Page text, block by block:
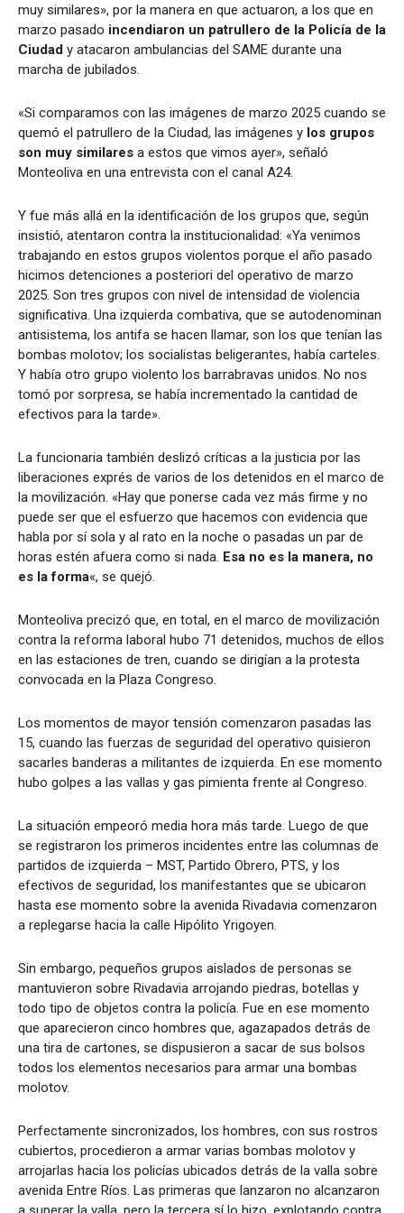
muy similares», por la manera en que actuaron, a los que en
marzo pasado incendiaron un patrullero de la Policía de la
Ciudad y atacaron ambulancias del SAME durante una
marcha de jubilados.
«Si comparamos con las imágenes de marzo 2025 cuando se
quemó el patrullero de la Ciudad, las imágenes y los grupos
son muy similares a estos que vimos ayer», señaló
Monteoliva en una entrevista con el canal A24.
Y fue más allá en la identificación de los grupos que, según
insistió, atentaron contra la institucionalidad: «Ya venimos
trabajando en estos grupos violentos porque el año pasado
hicimos detenciones a posteriori del operativo de marzo
2025. Son tres grupos con nivel de intensidad de violencia
significativa. Una izquierda combativa, que se autodenominan
antisistema, los antifa se hacen llamar, son los que tenían las
bombas molotov; los socialistas beligerantes, había carteles.
Y había otro grupo violento los barrabravas unidos. No nos
tomó por sorpresa, se había incrementado la cantidad de
efectivos para la tarde».
La funcionaria también deslizó críticas a la justicia por las
liberaciones exprés de varios de los detenidos en el marco de
la movilización. «Hay que ponerse cada vez más firme y no
puede ser que el esfuerzo que hacemos con evidencia que
habla por sí sola y al rato en la noche o pasadas un par de
horas estén afuera como si nada. Esa no es la manera, no
es la forma«, se quejó.
Monteoliva precizó que, en total, en el marco de movilización
contra la reforma laboral hubo 71 detenidos, muchos de ellos
en las estaciones de tren, cuando se dirigían a la protesta
convocada en la Plaza Congreso.
Los momentos de mayor tensión comenzaron pasadas las
15, cuando las fuerzas de seguridad del operativo quisieron
sacarles banderas a militantes de izquierda. En ese momento
hubo golpes a las vallas y gas pimienta frente al Congreso.
La situación empeoró media hora más tarde. Luego de que
se registraron los primeros incidentes entre las columnas de
partidos de izquierda – MST, Partido Obrero, PTS, y los
efectivos de seguridad, los manifestantes que se ubicaron
hasta ese momento sobre la avenida Rivadavia comenzaron
a replegarse hacia la calle Hipólito Yrigoyen.
Sin embargo, pequeños grupos aislados de personas se
mantuvieron sobre Rivadavia arrojando piedras, botellas y
todo tipo de objetos contra la policía. Fue en ese momento
que aparecieron cinco hombres que, agazapados detrás de
una tira de cartones, se dispusieron a sacar de sus bolsos
todos los elementos necesarios para armar una bombas
molotov.
Perfectamente sincronizados, los hombres, con sus rostros
cubiertos, procedieron a armar varias bombas molotov y
arrojarlas hacia los policías ubicados detrás de la valla sobre
avenida Entre Ríos. Las primeras que lanzaron no alcanzaron